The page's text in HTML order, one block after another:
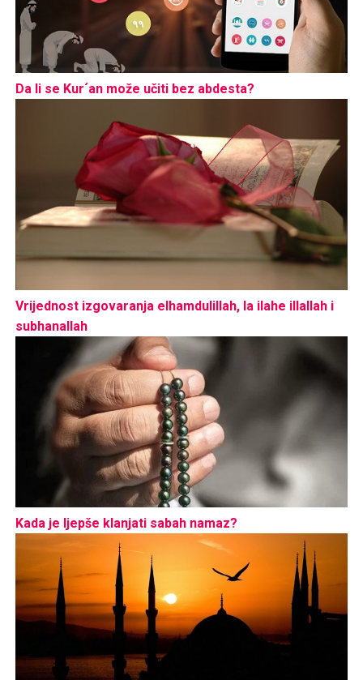
Da li se Kur´an može učiti bez abdesta?
Vrijednost izgovaranja elhamdulillah, la ilahe illallah i
subhanallah
Kada je ljepše klanjati sabah namaz?